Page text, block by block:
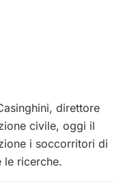
direttore
civile, oggi il
i soccorritori di
le ricerche.